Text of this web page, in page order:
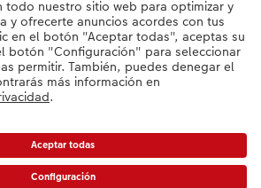
viernes: 9:00 – 17:00 horas.